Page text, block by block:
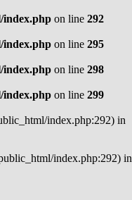
index.php on line 292
index.php on line 295
index.php on line 298
index.php on line 299
index.php:292) in
index.php:292) in